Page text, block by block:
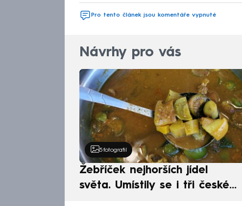
Pro tento článek jsou komentáře vypnuté
Návrhy pro vás
5 fotografií
Žebříček nejhorších jídel
světa. Umístily se i tři české